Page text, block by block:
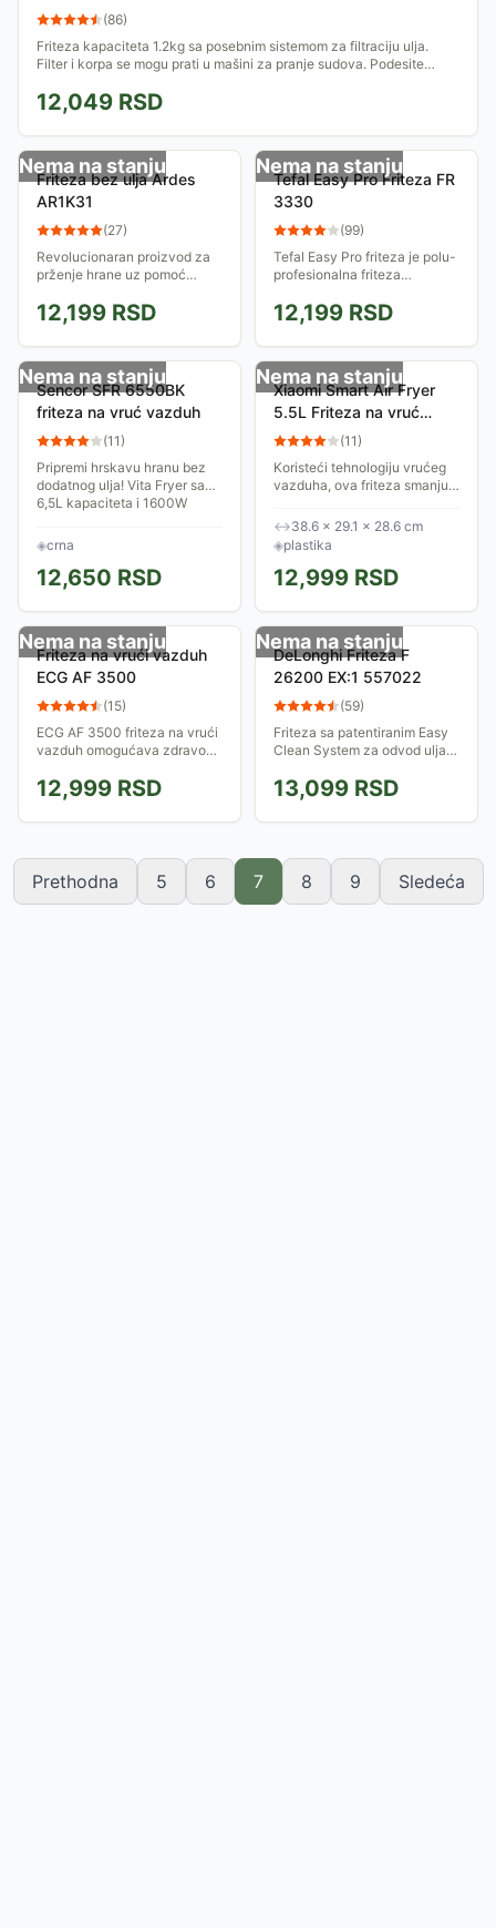
(86)
Friteza kapaciteta 1.2kg sa posebnim sistemom za filtraciju ulja.
Filter i korpa se mogu prati u mašini za pranje sudova. Podesite
12,049 RSD
Nema na stanju
Friteza bez ulja Ardes
AR1K31
(27)
Revolucionaran proizvod za
prženje hrane uz pomoć
posudu za hranu zapremine
3,2 litra. Temperatura prženja
je podesiva.
12,199 RSD
Nema na stanju
Tefal Easy Pro Friteza FR
3330
(99)
Tefal Easy Pro friteza je polu-
profesionalna friteza
tehnologijom. Emajlirana
posuda je demontažna pa se
lako može...
12,199 RSD
Nema na stanju
Sencor SFR 6550BK
friteza na vruć vazduh
(11)
Pripremi hrskavu hranu bez
dodatnog ulja! Vita Fryer sa
6,5L kapaciteta i 1600W
prženje, pečenje i roštiljanje.
Uživaj u...
◈crna
12,650 RSD
Nema na stanju
Xiaomi Smart Air Fryer
5.5L Friteza na vruć
vazduh EU BHR8238EU
(11)
Koristeći tehnologiju vrućeg
vazduha, ova friteza smanjuje
manje masnom. Ima kapacitet
od 5.5 litara, što je dovoljno...
↔38.6 × 29.1 × 28.6 cm
◈plastika
12,999 RSD
Nema na stanju
Friteza na vrući vazduh
ECG AF 3500
(15)
ECG AF 3500 friteza na vrući
vazduh omogućava zdravo
minimalnom količinom masti.
Kapacitet 3,5 l, ručno
podešavanje temperature...
12,999 RSD
Nema na stanju
DeLonghi Friteza F
26200 EX:1 557022
(59)
Friteza sa patentiranim Easy
Clean System za odvod ulja.
spremnosti za prženje,kao i
digitalni tajmer što Vam
znatno olakšava...
13,099 RSD
Prethodna 5 6 7 8 9 Sledeća